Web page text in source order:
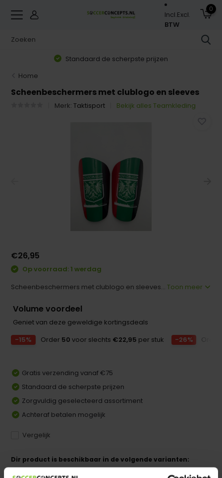
Incl.Excl.
BTW
0
Standaard de scherpste prijzen
Home
Scheenbeschermers met clublogo en sleeves
Merk:Taktisport Bekijk alles Teamkleding
€26,95
Op voorraad: 1 werdag
Scheenbeschermers met clublogo en sleeves...Toon meer
Volume voordeel
Geniet van deze geweldige kortingsdeals
-15%
Order 50 voor slechts €22,95 per stuk -26% Order
Gratis verzending vanaf €75
Standaard de scherpste prijzen
Zorgvuldig geselecteerd assortiment
Achteraf betalen mogelijk
Vergelijk
Dir product is beschikbaar in de volgende varianten: